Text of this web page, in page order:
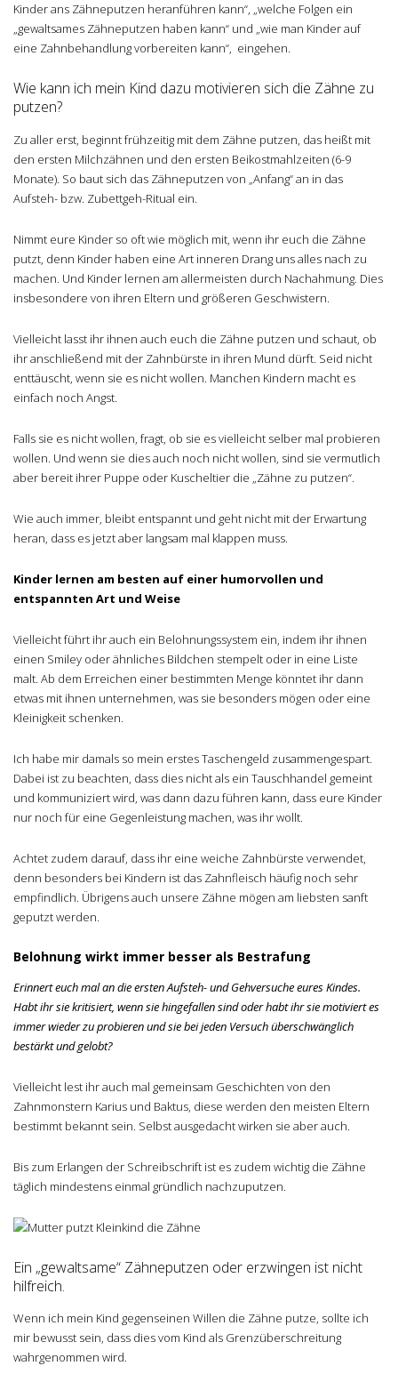
Kinder ans Zähneputzen heranführen kann“, „welche Folgen ein
„gewaltsames Zähneputzen haben kann“ und „wie man Kinder auf
eine Zahnbehandlung vorbereiten kann“, eingehen.
Wie kann ich mein Kind dazu motivieren sich die Zähne zu
putzen?
Zu aller erst, beginnt frühzeitig mit dem Zähne putzen, das heißt mit
den ersten Milchzähnen und den ersten Beikostmahlzeiten (6-9
Monate). So baut sich das Zähneputzen von „Anfang“ an in das
Aufsteh- bzw. Zubettgeh-Ritual ein.
Nimmt eure Kinder so oft wie möglich mit, wenn ihr euch die Zähne
putzt, denn Kinder haben eine Art inneren Drang uns alles nach zu
machen. Und Kinder lernen am allermeisten durch Nachahmung. Dies
insbesondere von ihren Eltern und größeren Geschwistern.
Vielleicht lasst ihr ihnen auch euch die Zähne putzen und schaut, ob
ihr anschließend mit der Zahnbürste in ihren Mund dürft. Seid nicht
enttäuscht, wenn sie es nicht wollen. Manchen Kindern macht es
einfach noch Angst.
Falls sie es nicht wollen, fragt, ob sie es vielleicht selber mal probieren
wollen. Und wenn sie dies auch noch nicht wollen, sind sie vermutlich
aber bereit ihrer Puppe oder Kuscheltier die „Zähne zu putzen“.
Wie auch immer, bleibt entspannt und geht nicht mit der Erwartung
heran, dass es jetzt aber langsam mal klappen muss.
Kinder lernen am besten auf einer humorvollen und
entspannten Art und Weise
Vielleicht führt ihr auch ein Belohnungssystem ein, indem ihr ihnen
einen Smiley oder ähnliches Bildchen stempelt oder in eine Liste
malt. Ab dem Erreichen einer bestimmten Menge könntet ihr dann
etwas mit ihnen unternehmen, was sie besonders mögen oder eine
Kleinigkeit schenken.
Ich habe mir damals so mein erstes Taschengeld zusammengespart.
Dabei ist zu beachten, dass dies nicht als ein Tauschhandel gemeint
und kommuniziert wird, was dann dazu führen kann, dass eure Kinder
nur noch für eine Gegenleistung machen, was ihr wollt.
Achtet zudem darauf, dass ihr eine weiche Zahnbürste verwendet,
denn besonders bei Kindern ist das Zahnfleisch häufig noch sehr
empfindlich. Übrigens auch unsere Zähne mögen am liebsten sanft
geputzt werden.
Belohnung wirkt immer besser als Bestrafung
Erinnert euch mal an die ersten Aufsteh- und Gehversuche eures Kindes.
Habt ihr sie kritisiert, wenn sie hingefallen sind oder habt ihr sie motiviert es
immer wieder zu probieren und sie bei jeden Versuch überschwänglich
bestärkt und gelobt?
Vielleicht lest ihr auch mal gemeinsam Geschichten von den
Zahnmonstern Karius und Baktus, diese werden den meisten Eltern
bestimmt bekannt sein. Selbst ausgedacht wirken sie aber auch.
Bis zum Erlangen der Schreibschrift ist es zudem wichtig die Zähne
täglich mindestens einmal gründlich nachzuputzen.
Ein „gewaltsame“ Zähneputzen oder erzwingen ist nicht
hilfreich.
Wenn ich mein Kind gegenseinen Willen die Zähne putze, sollte ich
mir bewusst sein, dass dies vom Kind als Grenzüberschreitung
wahrgenommen wird.